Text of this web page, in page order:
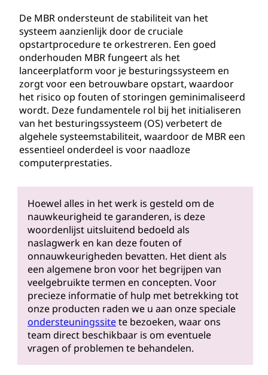
De MBR ondersteunt de stabiliteit van het
systeem aanzienlijk door de cruciale
opstartprocedure te orkestreren. Een goed
onderhouden MBR fungeert als het
lanceerplatform voor je besturingssysteem en
zorgt voor een betrouwbare opstart, waardoor
het risico op fouten of storingen geminimaliseerd
wordt. Deze fundamentele rol bij het initialiseren
van het besturingssysteem (OS) verbetert de
algehele systeemstabiliteit, waardoor de MBR een
essentieel onderdeel is voor naadloze
computerprestaties.
Hoewel alles in het werk is gesteld om de
nauwkeurigheid te garanderen, is deze
woordenlijst uitsluitend bedoeld als
naslagwerk en kan deze fouten of
onnauwkeurigheden bevatten. Het dient als
een algemene bron voor het begrijpen van
veelgebruikte termen en concepten. Voor
precieze informatie of hulp met betrekking tot
onze producten raden we u aan onze speciale
ondersteuningssitete bezoeken, waar ons
team direct beschikbaar is om eventuele
vragen of problemen te behandelen.